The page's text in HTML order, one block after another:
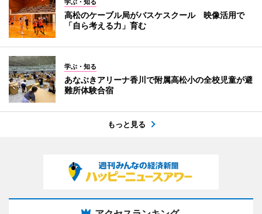
高松のケーブル局がバスケスクール 映像活用で
「自ら考える力」育む
学ぶ・知る
あなぶきアリーナ香川で附属高松小の全校児童が避
難所体験合宿
もっと見る